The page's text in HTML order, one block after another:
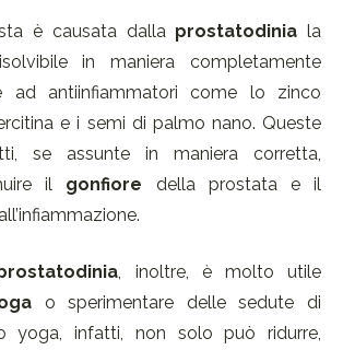
è causata dalla prostatodinia la
in maniera completamente
ad antiinfiammatori come lo zinco
e i semi di palmo nano. Queste
se assunte in maniera corretta,
il gonfiore della prostata e il
, inoltre, è molto utile
o sperimentare delle sedute di
yoga, infatti, non solo può ridurre,